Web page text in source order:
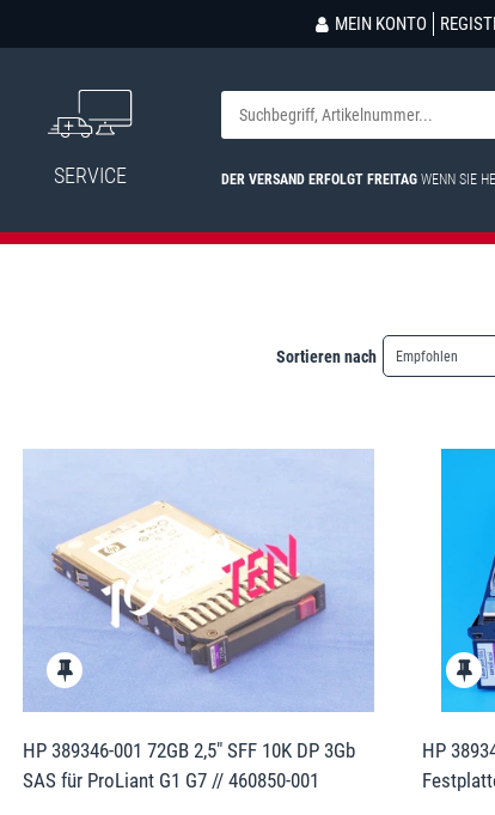
MEIN KONTO
SERVICE DER VERSAND ERFOLGT FREITAG WENN SIE
HP 389346-001 72GB 2,5" SFF 10K DP 3Gb
SAS für ProLiant G1 G7 // 460850-001
HP